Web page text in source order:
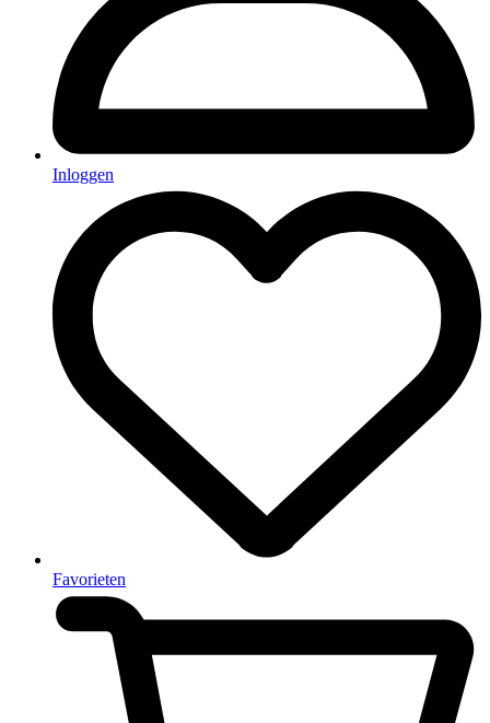
Inloggen
Favorieten